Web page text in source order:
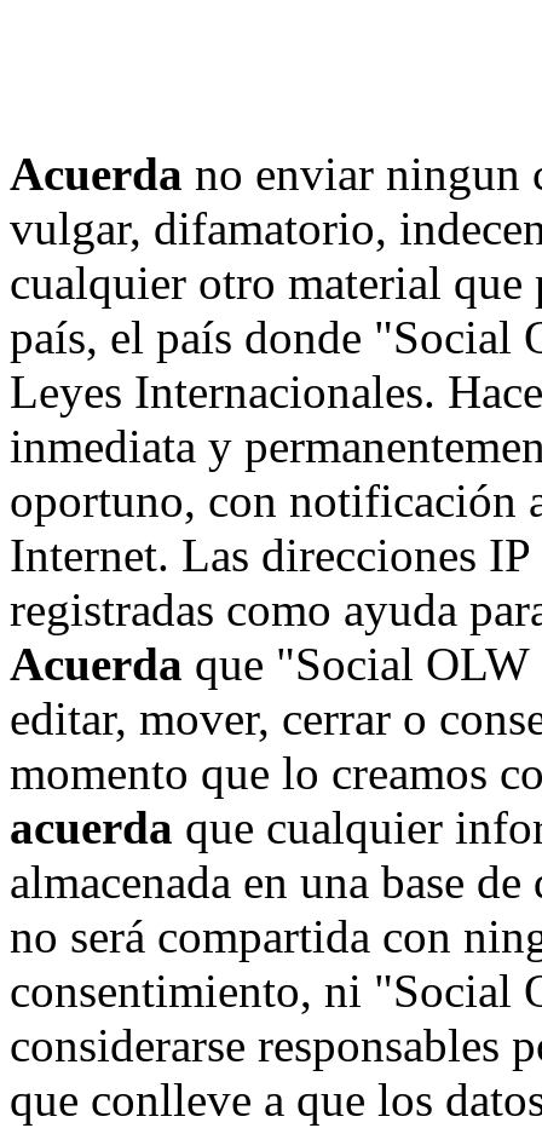
Acuerda no enviar ningun
vulgar, difamatorio,
cualquier otro material
país, el país donde "Social
Leyes Internacionales.
inmediata y
oportuno, con notificación
Internet. Las direcciones
registradas como ayuda
Acuerda que "Social
editar, mover, cerrar o
momento que lo creamos
acuerda que cualquier
almacenada en una base
no será compartida con
consentimiento, ni "Social
considerarse responsables
que conlleve a que los